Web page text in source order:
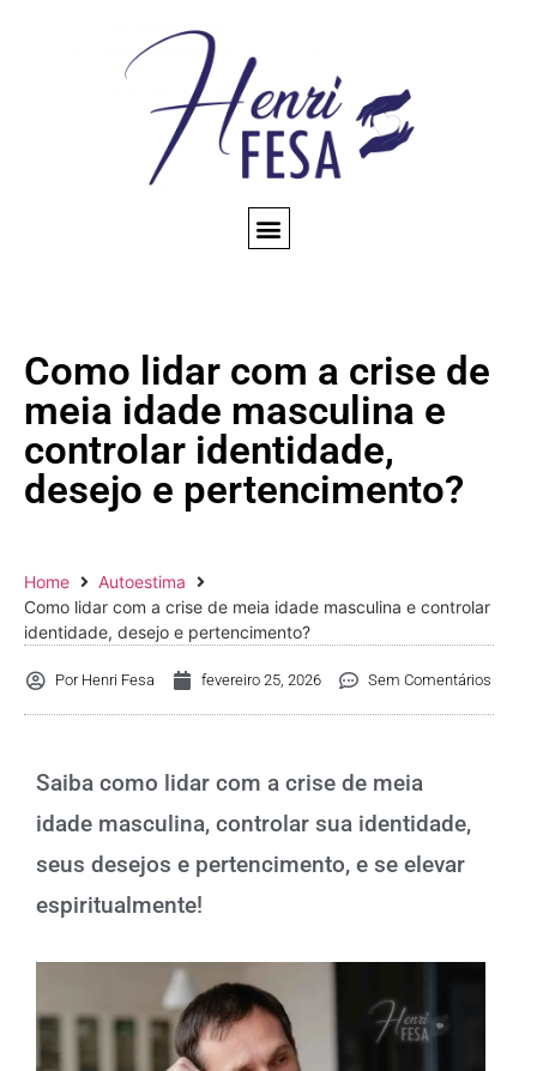
Como lidar com a crise de
meia idade masculina e
controlar identidade,
desejo e pertencimento?
Home
Autoestima
Como lidar com a crise de meia idade masculina e controlar
identidade, desejo e pertencimento?
PorHenri Fesa fevereiro 25, 2026 Sem Comentários
Saiba como lidar com a crise de meia
idade masculina, controlar sua identidade,
seus desejos e pertencimento, e se elevar
espiritualmente!